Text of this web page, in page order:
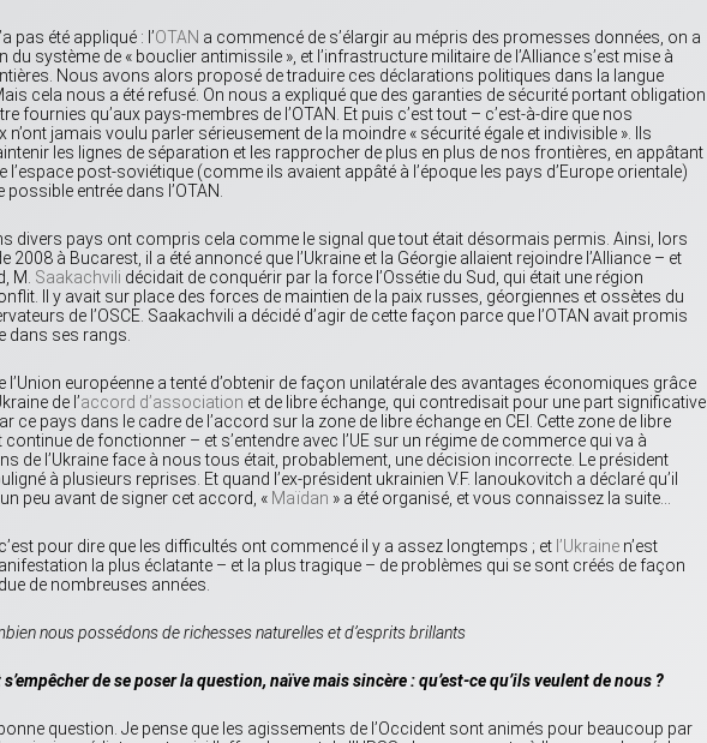
pas été appliqué : l’OTAN a commencé de s’élargir au mépris des promesses données, on a
du système de « bouclier antimissile », et l’infrastructure militaire de l’Alliance s’est mise à
Nous avons alors proposé de traduire ces déclarations politiques dans la langue
cela nous a été refusé. On nous a expliqué que des garanties de sécurité portant obligation
fournies qu’aux pays-membres de l’OTAN. Et puis c’est tout – c’est-à-dire que nos
jamais voulu parler sérieusement de la moindre « sécurité égale et indivisible ». Ils
les lignes de séparation et les rapprocher de plus en plus de nos frontières, en appâtant
l’espace post-soviétique (comme ils avaient appâté à l’époque les pays d’Europe orientale)
entrée dans l’OTAN.
divers pays ont compris cela comme le signal que tout était désormais permis. Ainsi, lors
2008 à Bucarest, il a été annoncé que l’Ukraine et la Géorgie allaient rejoindre l’Alliance – et
M. Saakachvili décidait de conquérir par la force l’Ossétie du Sud, qui était une région
Il y avait sur place des forces de maintien de la paix russes, géorgiennes et ossètes du
de l’OSCE. Saakachvili a décidé d’agir de cette façon parce que l’OTAN avait promis
dans ses rangs.
l’Union européenne a tenté d’obtenir de façon unilatérale des avantages économiques grâce
de l’accord d’association et de libre échange, qui contredisait pour une part significative
ce pays dans le cadre de l’accord sur la zone de libre échange en CEI. Cette zone de libre
de fonctionner – et s’entendre avec l’UE sur un régime de commerce qui va à
de l’Ukraine face à nous tous était, probablement, une décision incorrecte. Le président
à plusieurs reprises. Et quand l’ex-président ukrainien V.F. Ianoukovitch a déclaré qu’il
peu avant de signer cet accord, « Maïdan » a été organisé, et vous connaissez la suite…
pour dire que les difficultés ont commencé il y a assez longtemps ; et l’Ukraine n’est
la plus éclatante – et la plus tragique – de problèmes qui se sont créés de façon
de nombreuses années.
nous possédons de richesses naturelles et d’esprits brillants
de se poser la question, naïve mais sincère : qu’est-ce qu’ils veulent de nous ?
bonne question. Je pense que les agissements de l’Occident sont animés pour beaucoup par